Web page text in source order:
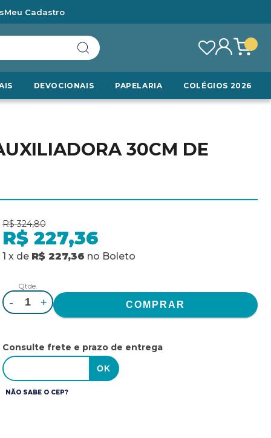
Meu Cadastro
DEVOCIONAIS PAPELARIA COLÉGIOS 2026
30CM DE
R$ 324,80
R$ 227,36
1 x de R$ 227,36 no Boleto
Qtde.
- +
Consulte frete e prazo de entrega
NÃO SABE O CEP?